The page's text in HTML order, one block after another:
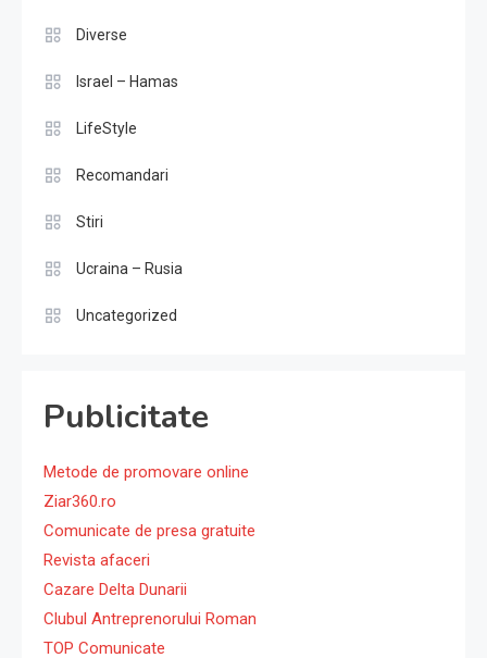
Diverse
Israel – Hamas
LifeStyle
Recomandari
Stiri
Ucraina – Rusia
Uncategorized
Publicitate
Metode de promovare online
Ziar360.ro
Comunicate de presa gratuite
Revista afaceri
Cazare Delta Dunarii
Clubul Antreprenorului Roman
TOP Comunicate